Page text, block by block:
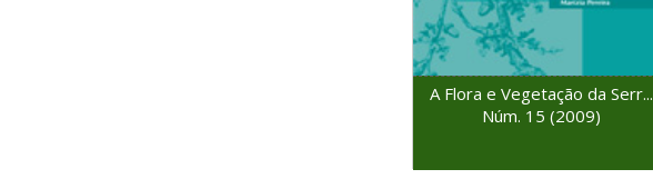
A Flora e Vegetação da Serr...
Núm. 15 (2009)